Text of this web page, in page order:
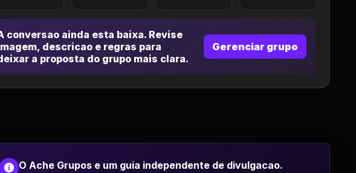
conversao ainda esta baixa. Revise
descricao e regras para
a proposta do grupo mais clara.
Gerenciar grupo
O Ache Grupos e um guia independente de divulgacao.